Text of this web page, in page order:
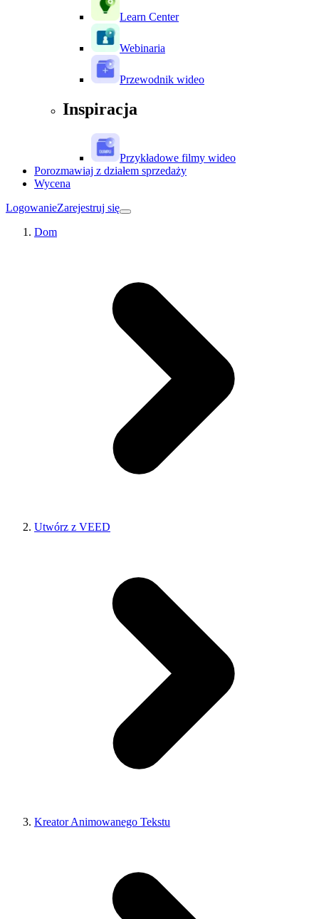
Learn Center
Webinaria
Przewodnik wideo
Inspiracja
Przykładowe filmy wideo
Porozmawiaj z działem sprzedaży
Wycena
LogowanieZarejestruj się
Dom
Utwórz z VEED
Kreator Animowanego Tekstu